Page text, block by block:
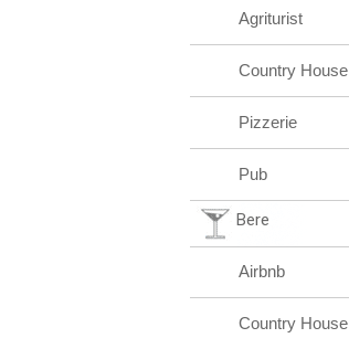
Agriturist
Country House
Pizzerie
Pub
Bere
Airbnb
Country House